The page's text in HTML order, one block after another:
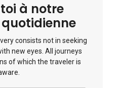
à notre
consists not in seeking
new eyes. All journeys
of which the traveler is